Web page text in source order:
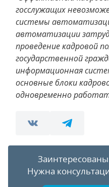
госслужащих
системы
автоматизации
проведение кадровой
государственной
информационная
основные блоки
одновременно
Нужна